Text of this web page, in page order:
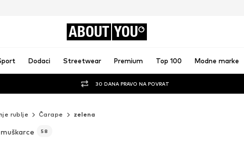
ABOUT YOU
Dodaci Streetwear Premium Top 100 Modne marke
30 DANA PRAVO NA POVRAT
rublje Čarape zelena
58